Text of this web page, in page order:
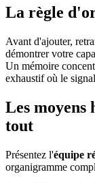
La règle
Avant d'ajouter,
démontrer votre
Un mémoire
exhaustif où le
Les moyens
tout
Présentez l'équipe
organigramme